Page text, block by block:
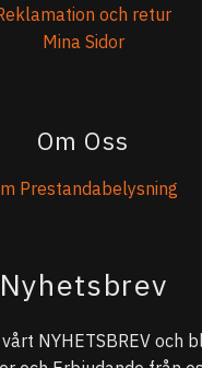
och retur
Mina Sidor
Om Oss
Prestandabelysning
Nyhetsbrev
NYHETSBREV och